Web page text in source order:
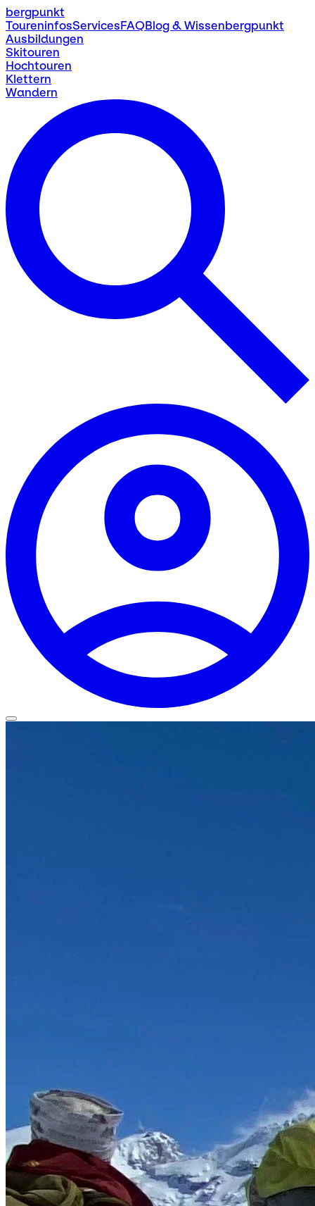
bergpunkt
ToureninfosServicesFAQBlog & Wissenbergpunkt
Ausbildungen
Skitouren
Hochtouren
Klettern
Wandern